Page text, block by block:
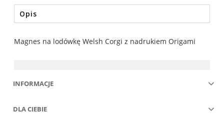
Opis
Magnes na lodówkę Welsh Corgi z nadrukiem Origami
INFORMACJE
DLA CIEBIE